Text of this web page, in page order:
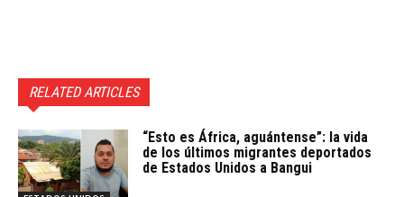
RELATED ARTICLES
“Esto es África, aguántense”: la vida
de los últimos migrantes deportados
de Estados Unidos a Bangui